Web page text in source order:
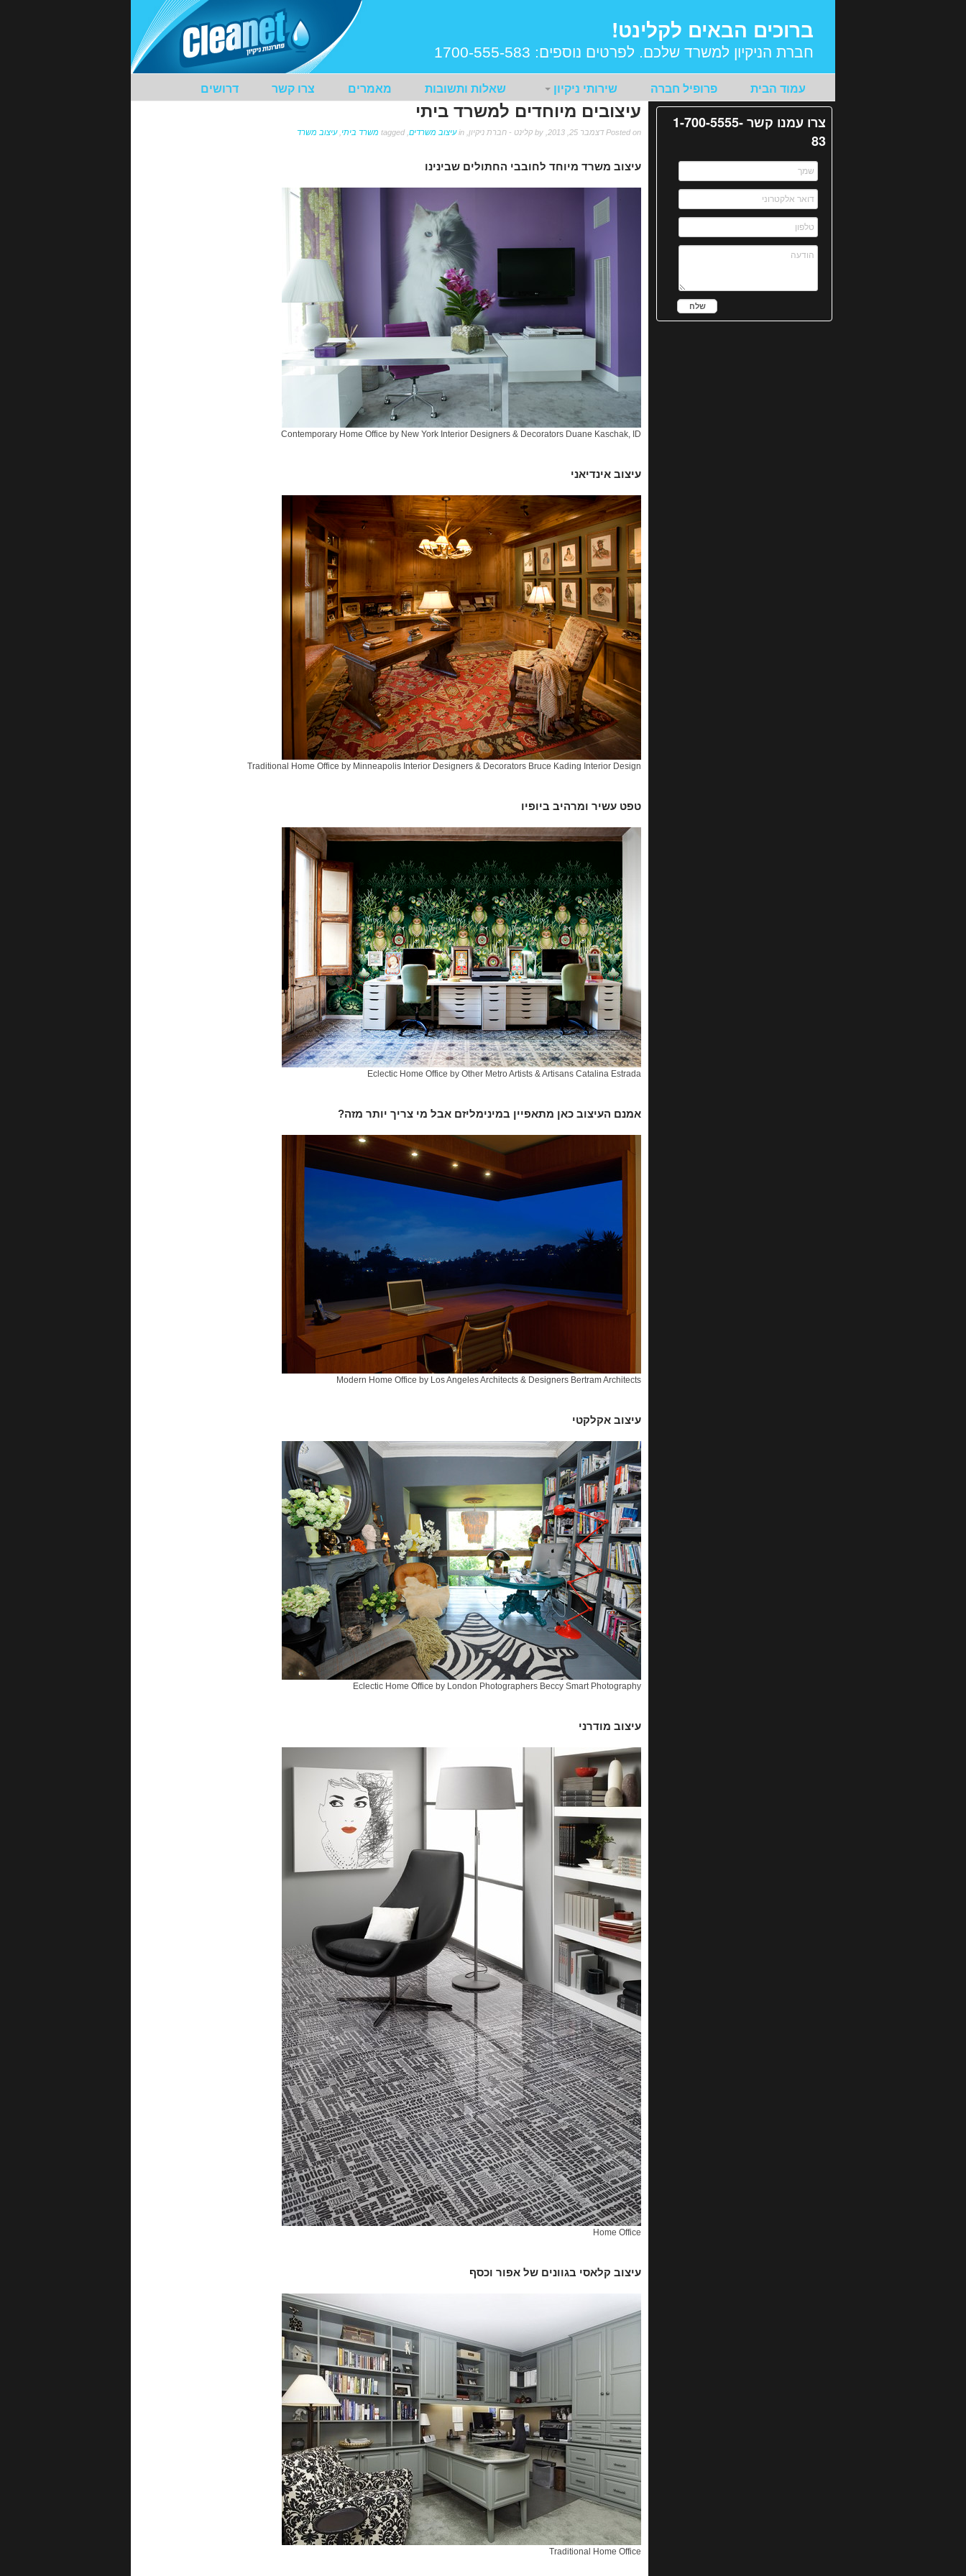
ברוכים הבאים לקלינט!
חברת הניקיון למשרד שלכם. לפרטים נוספים: 1700-555-583
עמוד הבית פרופיל חברה שירותי ניקיון שאלות ותשובות מאמרים צרו קשר דרושים
עיצובים מיוחדים למשרד ביתי
Posted on דצמבר 25, 2013, by קלינט - חברת ניקיון, in עיצוב משרדים , tagged משרד ביתי ,עיצוב משרד
עיצוב משרד מיוחד לחובבי החתולים שבינינו
Contemporary Home Office by New York Interior Designers & Decorators Duane Kaschak, ID
עיצוב אינדיאני
Traditional Home Office by Minneapolis Interior Designers & Decorators Bruce Kading Interior Design
טפט עשיר ומרהיב ביופיו
Eclectic Home Office by Other Metro Artists & Artisans Catalina Estrada
אמנם העיצוב כאן מתאפיין במינימליזם אבל מי צריך יותר מזה?
Modern Home Office by Los Angeles Architects & Designers Bertram Architects
עיצוב אקלקטי
Eclectic Home Office by London Photographers Beccy Smart Photography
עיצוב מודרני
Home Office
עיצוב קלאסי בגוונים של אפור וכסף
Traditional Home Office
צרו עמנו קשר 1-700-5555-
83